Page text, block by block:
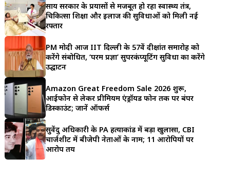
साय सरकार के प्रयासों से मजबूत हो रहा स्वास्थ्य तंत्र,
चिकित्सा शिक्षा और इलाज की सुविधाओं को मिली नई
रफ्तार
PM मोदी आज IIT दिल्ली के 57वें दीक्षांत समारोह को
करेंगे संबोधित, ‘परम प्रज्ञा’ सुपरकंप्यूटिंग सुविधा का करेंगे
उद्घाटन
Amazon Great Freedom Sale 2026 शुरू,
आईफोन से लेकर प्रीमियम एंड्रॉयड फोन तक पर बंपर
डिस्काउंट; जानें ऑफर्स
सुवेंदु अधिकारी के PA हत्याकांड में बड़ा खुलासा, CBI
चार्जशीट में बीजेपी नेताओं के नाम; 11 आरोपियों पर
आरोप तय